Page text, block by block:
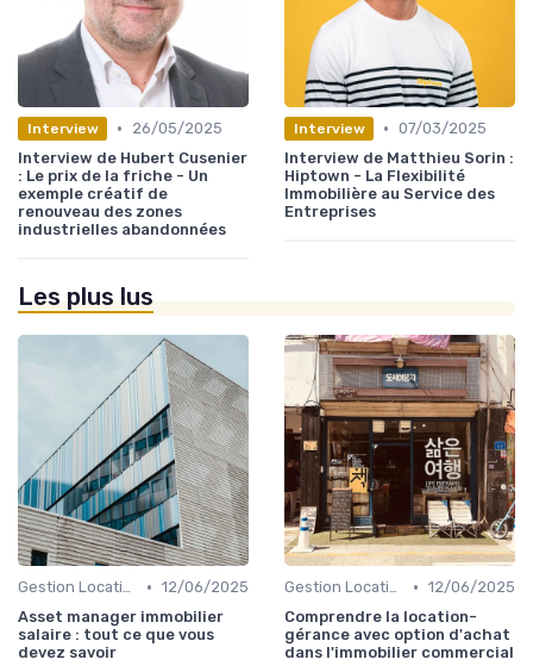
Interview •
26/05/2025
Interview de Hubert Cusenier
: Le prix de la friche - Un
exemple créatif de
renouveau des zones
industrielles abandonnées
Interview • 07/03/2025
Interview de Matthieu Sorin :
Hiptown - La Flexibilité
Immobilière au Service des
Entreprises
Les plus lus
Gestion Locative et Asset Management • 12/06/2025
Asset manager immobilier
salaire : tout ce que vous
devez savoir
Gestion Locative et Asset Management • 12/06/2025
Comprendre la location-
gérance avec option d'achat
dans l'immobilier commercial